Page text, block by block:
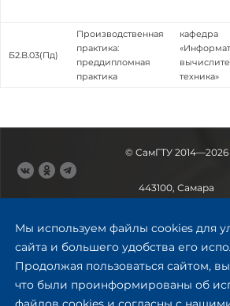
Б2.В.03(Пд)
Производственная
практика:
преддипломная
практика
кафедра
техника»
Мы используем файлы cookies для
сайта и большего удобства его
Продолжая пользоваться сайтом,
что были проинформированы об
© СамГТУ 2014—2026
443100, Самара
главный корпус
8 (846) 278-43-11
rector@samgtu.ru
Обратная связь